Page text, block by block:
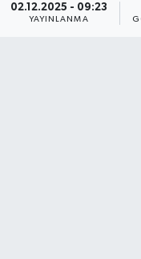
02.12.2025 - 09:23
YAYINLANMA
Resmi İlanlar